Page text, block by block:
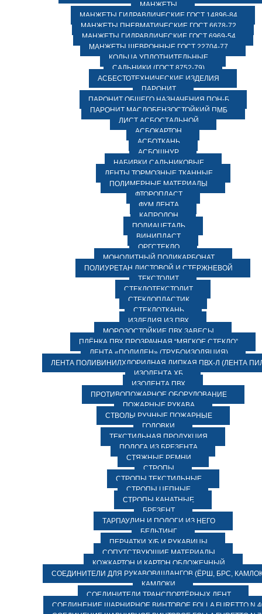
МАНЖЕТЫ
МАНЖЕТЫ ГИДРАВЛИЧЕСКИЕ ГОСТ 14896-84
МАНЖЕТЫ ПНЕВМАТИЧЕСКИЕ ГОСТ 6678-72
МАНЖЕТЫ ГИДРАВЛИЧЕСКИЕ ГОСТ 6969-54
МАНЖЕТЫ ШЕВРОННЫЕ ГОСТ 22704-77
КОЛЬЦА УПЛОТНИТЕЛЬНЫЕ
САЛЬНИКИ (ГОСТ 8752-79)
АСБЕСТОТЕХНИЧЕСКИЕ ИЗДЕЛИЯ
ПАРОНИТ
ПАРОНИТ ОБЩЕГО НАЗНАЧЕНИЯ ПОН-Б
ПАРОНИТ МАСЛОБЕНЗОСТОЙКИЙ ПМБ
ЛИСТ АСБОСТАЛЬНОЙ
АСБОКАРТОН
АСБОТКАНЬ
АСБОШНУР
НАБИВКИ САЛЬНИКОВЫЕ
ЛЕНТЫ ТОРМОЗНЫЕ ТКАННЫЕ
ПОЛИМЕРНЫЕ МАТЕРИАЛЫ
ФТОРОПЛАСТ
ФУМ ЛЕНТА
КАПРОЛОН
ПОЛИАЦЕТАЛЬ
ВИНИПЛАСТ
ОРГСТЕКЛО
МОНОЛИТНЫЙ ПОЛИКАРБОНАТ
ПОЛИУРЕТАН ЛИСТОВОЙ И СТЕРЖНЕВОЙ
ТЕКСТОЛИТ
СТЕКЛОТЕКСТОЛИТ
СТЕКЛОПЛАСТИК
СТЕКЛОТКАНЬ
ИЗДЕЛИЯ ИЗ ПВХ
МОРОЗОСТОЙКИЕ ПВХ ЗАВЕСЫ
ПЛЁНКА ПВХ ПРОЗРАЧНАЯ “МЯГКОЕ СТЕКЛО”
ЛЕНТА «ПОЛИЛЕН» (ТРУБОИЗОЛЯЦИЯ)
ЛЕНТА ПОЛИВИНИЛХЛОРИДНАЯ ЛИПКАЯ ПВХ-Л (ЛЕНТА
ИЗОЛЕНТА ХБ
ИЗОЛЕНТА ПВХ
ПРОТИВОПОЖАРНОЕ ОБОРУДОВАНИЕ
ПОЖАРНЫЕ РУКАВА
СТВОЛЫ РУЧНЫЕ ПОЖАРНЫЕ
ГОЛОВКИ
ТЕКСТИЛЬНАЯ ПРОДУКЦИЯ
ПОЛОГА ИЗ БРЕЗЕНТА
СТЯЖНЫЕ РЕМНИ
СТРОПЫ
СТРОПЫ ТЕКСТИЛЬНЫЕ
СТРОПЫ ЦЕПНЫЕ
СТРОПЫ КАНАТНЫЕ
БРЕЗЕНТ
ТАРПАУЛИН И ПОЛОГИ ИЗ НЕГО
БЕЛЬТИНГ
ПЕРЧАТКИ Х/Б И РУКАВИЦЫ
СОПУТСТВУЮЩИЕ МАТЕРИАЛЫ
КОЖКАРТОН И КАРТОН ОБЛОЖЕЧНЫЙ
СОЕДИНИТЕЛИ ДЛЯ РУКАВОВ/ШЛАНГОВ (ЁРШ, БРС,
КАМЛОКИ
СОЕДИНИТЕЛИ ТРАНСПОРТЁРНЫХ ЛЕНТ
СОЕДИНЕНИЕ ШАРНИРНОЕ ВИНТОВОЕ FOLLA FURETTO N